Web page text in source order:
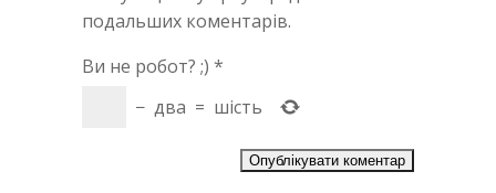
подальших коментарів.
Ви не робот? ;) *
− два = шість